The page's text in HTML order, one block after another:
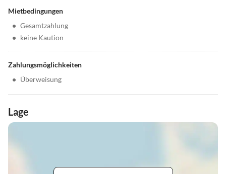
Mietbedingungen
• Gesamtzahlung
• keine Kaution
Zahlungsmöglichkeiten
• Überweisung
Lage